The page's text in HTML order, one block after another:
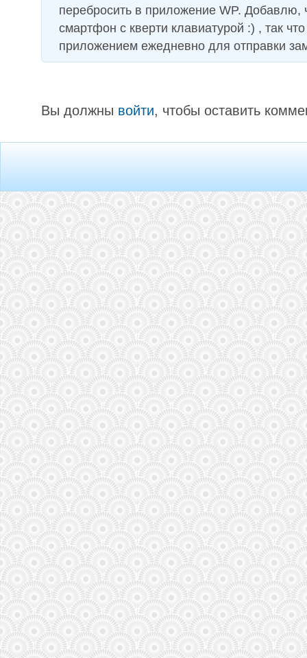
перебросить в приложение WP. Добавлю,
смартфон с кверти клавиатурой :) , так
приложением ежедневно для отправки
Вы должны войти, чтобы оставить